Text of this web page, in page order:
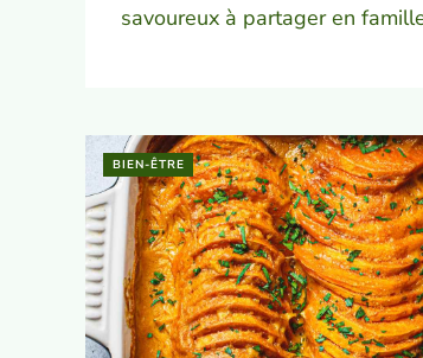
savoureux à partager en
BIEN-ÊTRE